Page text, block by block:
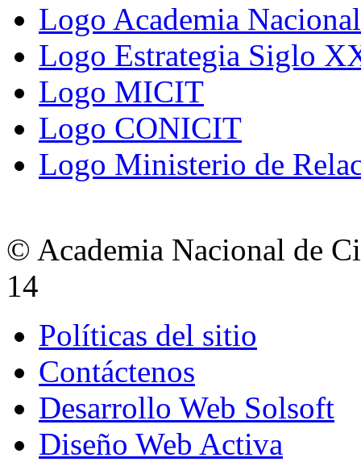
Logo Academia
Logo Estrategia Siglo
Logo MICIT
Logo CONICIT
Logo Ministerio de
© Academia Nacional de
14
Políticas del sitio
Contáctenos
Desarrollo Web Solsoft
Diseño Web Activa